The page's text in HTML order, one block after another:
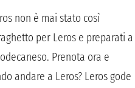
non è mai stato così
per Leros e preparati a
Prenota ora e
andare a Leros? Leros gode